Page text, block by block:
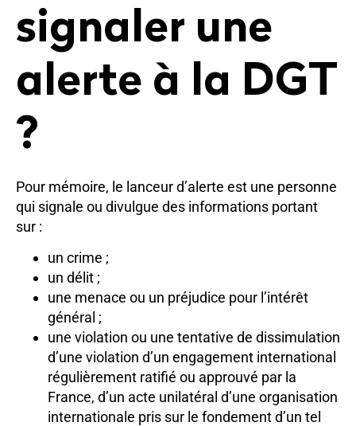
signaler une
alerte à la DGT
?
Pour mémoire, le lanceur d’alerte est une personne
qui signale ou divulgue des informations portant
sur :
un crime ;
un délit ;
une menace ou un préjudice pour l’intérêt
général ;
une violation ou une tentative de dissimulation
d’une violation d’un engagement international
régulièrement ratifié ou approuvé par la
France, d’un acte unilatéral d’une organisation
internationale pris sur le fondement d’un tel